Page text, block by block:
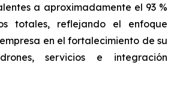
a aproximadamente el 93 %
totales, reflejando el enfoque
en el fortalecimiento de su
servicios e integración